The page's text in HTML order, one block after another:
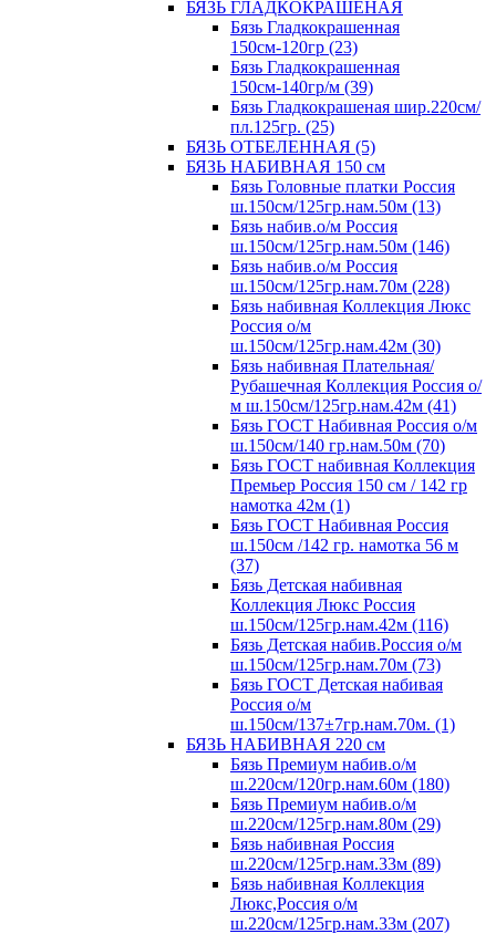
БЯЗЬ ГЛАДКОКРАШЕНАЯ
Бязь Гладкокрашенная
150см-120гр (23)
Бязь Гладкокрашенная
150см-140гр/м (39)
Бязь Гладкокрашеная шир.220см/
пл.125гр. (25)
БЯЗЬ ОТБЕЛЕННАЯ (5)
БЯЗЬ НАБИВНАЯ 150 см
Бязь Головные платки Россия
ш.150см/125гр.нам.50м (13)
Бязь набив.о/м Россия
ш.150см/125гр.нам.50м (146)
Бязь набив.о/м Россия
ш.150см/125гр.нам.70м (228)
Бязь набивная Коллекция Люкс
Россия о/м
ш.150см/125гр.нам.42м (30)
Бязь набивная Плательная/
Рубашечная Коллекция Россия о/
м ш.150см/125гр.нам.42м (41)
Бязь ГОСТ Набивная Россия о/м
ш.150см/140 гр.нам.50м (70)
Бязь ГОСТ набивная Коллекция
Премьер Россия 150 см / 142 гр
намотка 42м (1)
Бязь ГОСТ Набивная Россия
ш.150см /142 гр. намотка 56 м
(37)
Бязь Детская набивная
Коллекция Люкс Россия
ш.150см/125гр.нам.42м (116)
Бязь Детская набив.Россия о/м
ш.150см/125гр.нам.70м (73)
Бязь ГОСТ Детская набивая
Россия о/м
ш.150см/137±7гр.нам.70м. (1)
БЯЗЬ НАБИВНАЯ 220 см
Бязь Премиум набив.о/м
ш.220см/120гр.нам.60м (180)
Бязь Премиум набив.о/м
ш.220см/125гр.нам.80м (29)
Бязь набивная Россия
ш.220см/125гр.нам.33м (89)
Бязь набивная Коллекция
Люкс,Россия о/м
ш.220см/125гр.нам.33м (207)